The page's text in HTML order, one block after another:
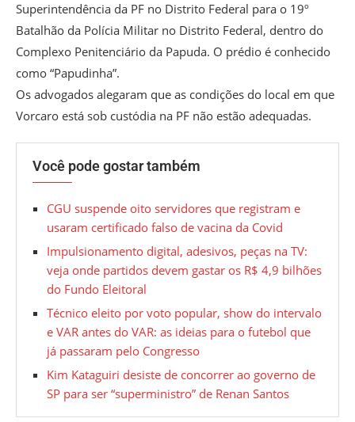
Superintendência da PF no Distrito Federal para o 19º
Batalhão da Polícia Militar no Distrito Federal, dentro do
Complexo Penitenciário da Papuda. O prédio é conhecido
como “Papudinha”.
Os advogados alegaram que as condições do local em que
Vorcaro está sob custódia na PF não estão adequadas.
Você pode gostar também
CGU suspende oito servidores que registram e
usaram certificado falso de vacina da Covid
Impulsionamento digital, adesivos, peças na TV:
veja onde partidos devem gastar os R$ 4,9 bilhões
do Fundo Eleitoral
Técnico eleito por voto popular, show do intervalo
e VAR antes do VAR: as ideias para o futebol que
já passaram pelo Congresso
Kim Kataguiri desiste de concorrer ao governo de
SP para ser “superministro” de Renan Santos